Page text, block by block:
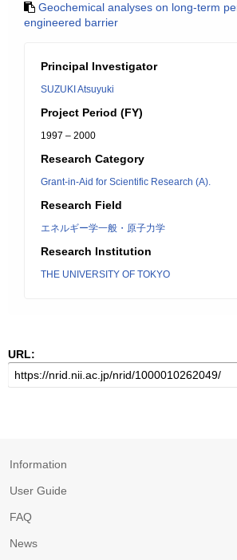
Geochemical analyses on long-term
engineered barrier
Principal Investigator
SUZUKI Atsuyuki
Project Period (FY)
1997 – 2000
Research Category
Grant-in-Aid for Scientific Research (A).
Research Field
エネルギー学一般・原子力学
Research Institution
THE UNIVERSITY OF TOKYO
URL:
Information
User Guide
FAQ
News